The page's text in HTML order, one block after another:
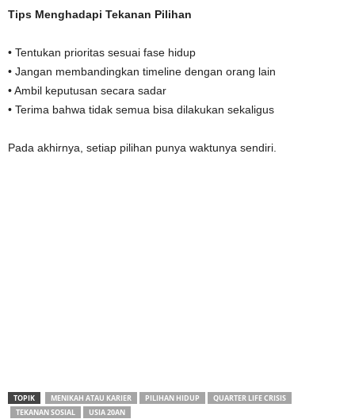
Tips Menghadapi Tekanan Pilihan
• Tentukan prioritas sesuai fase hidup
• Jangan membandingkan timeline dengan orang lain
• Ambil keputusan secara sadar
• Terima bahwa tidak semua bisa dilakukan sekaligus
Pada akhirnya, setiap pilihan punya waktunya sendiri.
TOPIK MENIKAH ATAU KARIER PILIHAN HIDUP
QUARTER LIFE CRISIS
TEKANAN SOSIAL
USIA 20AN